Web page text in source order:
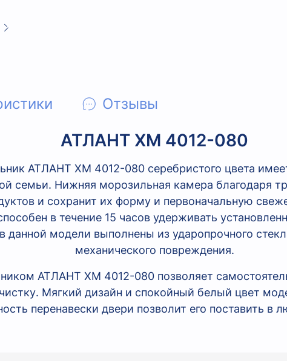
Отзывы
АТЛАНТ ХМ 4012-080
АТЛАНТ ХМ 4012-080 серебристого цвета
семьи. Нижняя морозильная камера благодаря
и сохранит их форму и первоначальную
в течение 15 часов удерживать
модели выполнены из ударопрочного
механического повреждения.
АТЛАНТ ХМ 4012-080 позволяет
Мягкий дизайн и спокойный белый цвет
перенавески двери позволит его поставить в